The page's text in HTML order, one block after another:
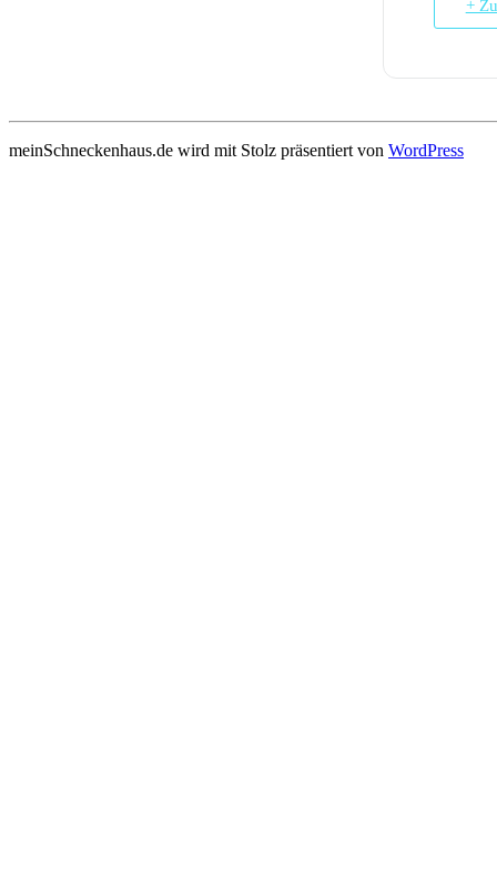
+
meinSchneckenhaus.de wird mit Stolz präsentiert von WordPress